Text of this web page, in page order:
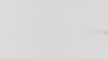
Incr.